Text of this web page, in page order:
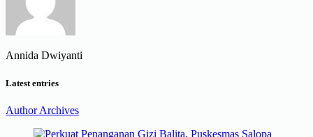
Annida Dwiyanti
Latest entries
Author Archives